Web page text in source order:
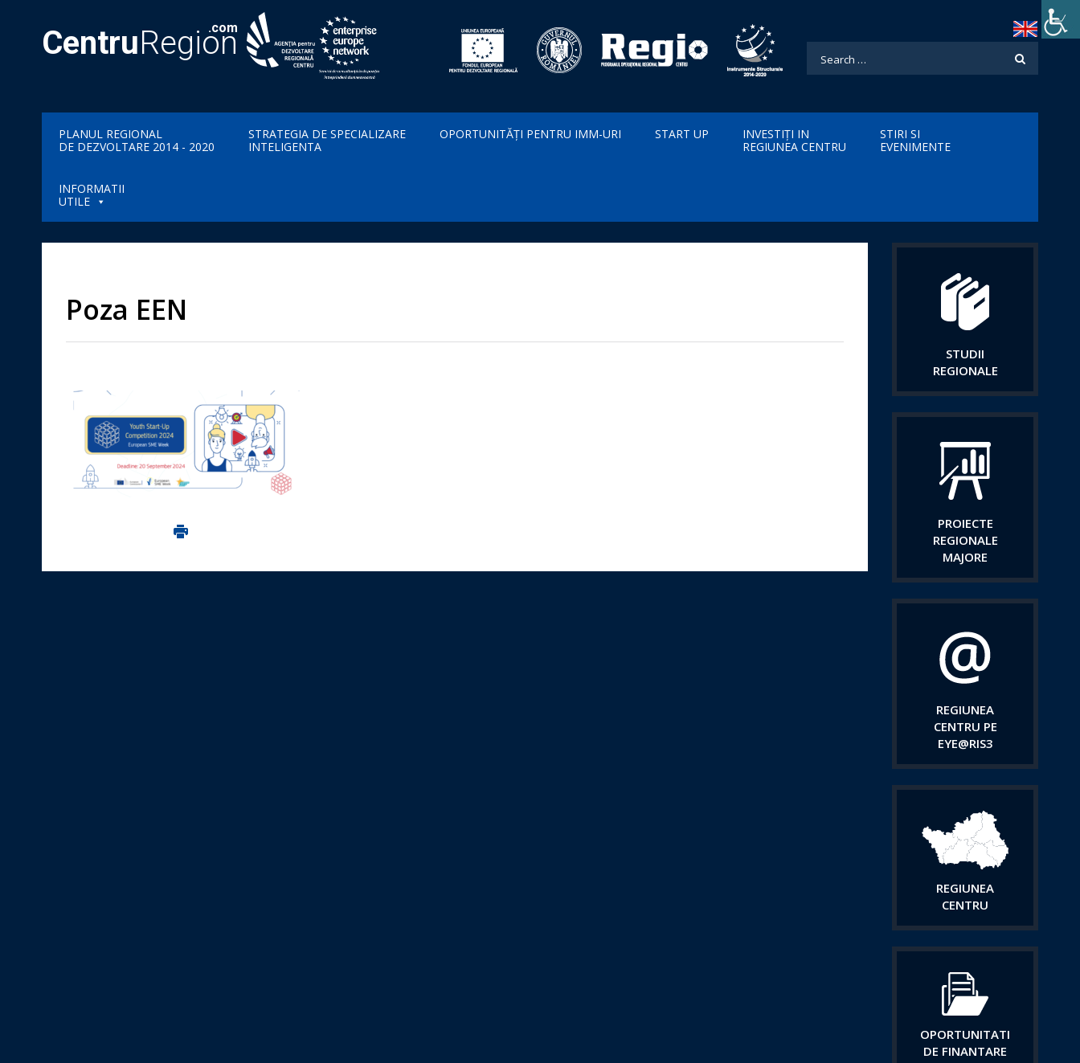
CentruRegion
.com
PLANUL REGIONAL
DE DEZVOLTARE 2014 - 2020
STRATEGIA DE SPECIALIZARE
INTELIGENTA
OPORTUNITĂȚI PENTRU IMM-URI START UP
INVESTIȚI IN
REGIUNEA CENTRU
STIRI SI
EVENIMENTE
INFORMATII
UTILE
Poza EEN
Imprima aceasta pagina
STUDII
REGIONALE
PROIECTE
REGIONALE
MAJORE
REGIUNEA
CENTRU PE
EYE@RIS3
REGIUNEA
CENTRU
OPORTUNITATI
DE FINANTARE